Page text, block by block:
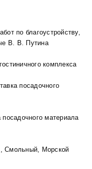
по благоустройству,
В. В. Путина
комплекса
посадочного
посадочного материала
Смольный, Морской